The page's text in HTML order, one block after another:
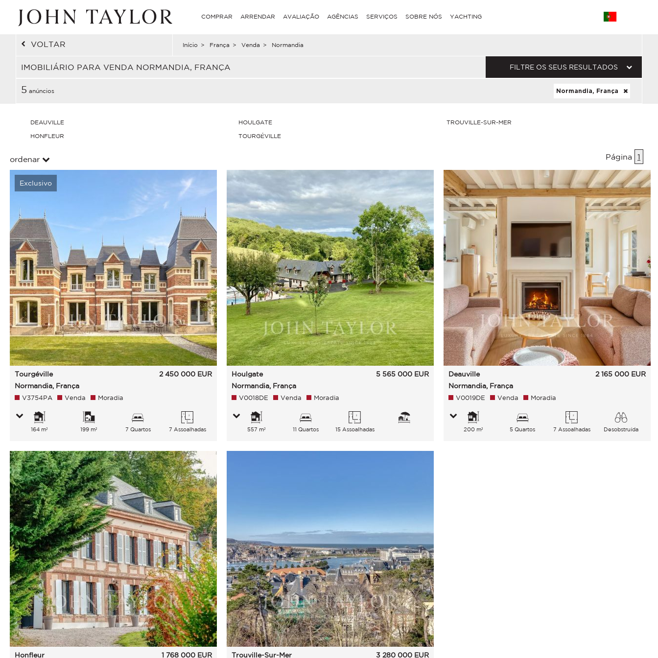
COMPRAR ARRENDAR AVALIAÇÃO AGÊNCIAS SERVIÇOS SOBRE NÓS YACHTING
VOLTAR Início > França > Venda > Normandia
IMOBILIÁRIO PARA VENDA NORMANDIA, FRANÇA FILTRE OS SEUS RESULTADOS
5 anúncios Normandia, França
DEAUVILLE
HONFLEUR
HOULGATE
TOURGÉVILLE
TROUVILLE-SUR-MER
ordenar Página 1
Exclusivo
Tourgéville
Normandia, França
2 450 000 EUR
V3754PA Venda Moradia
164 m² 199 m² 7 Quartos 7 Assoalhadas
Houlgate
Normandia, França
5 565 000 EUR
V0018DE Venda Moradia
557 m² 11 Quartos 15 Assoalhadas
Deauville
Normandia, França
2 165 000 EUR
V0019DE Venda Moradia
200 m² 5 Quartos 7 Assoalhadas
Desobstruída
Honfleur
1 768 000 EUR
Trouville-Sur-Mer
3 280 000 EUR